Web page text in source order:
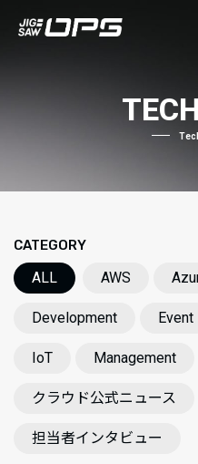
CATEGORY
ALL AWS
Development Event
IoT Management
クラウド公式ニュース
担当者インタビュー